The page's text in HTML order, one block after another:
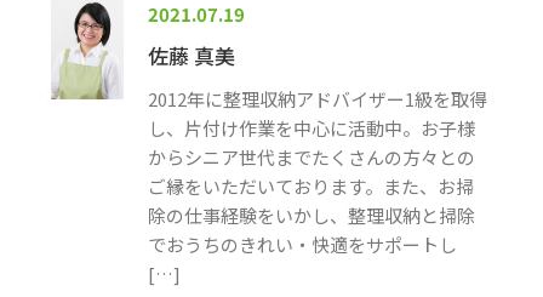
2021.07.19
佐藤 真美
2012年に整理収納アドバイザー1級を取得
し、片付け作業を中心に活動中。お子様
からシニア世代までたくさんの方々との
ご縁をいただいております。また、お掃
除の仕事経験をいかし、整理収納と掃除
でおうちのきれい・快適をサポートし
[…]